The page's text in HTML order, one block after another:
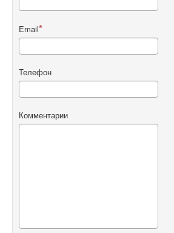
Email
Телефон
Комментарии